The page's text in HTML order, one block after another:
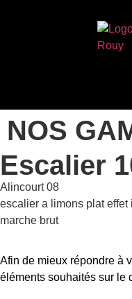
NOS
Escalier
Alincourt 08
escalier a limons plat
marche brut
Afin de mieux répondre à
éléments souhaités sur le